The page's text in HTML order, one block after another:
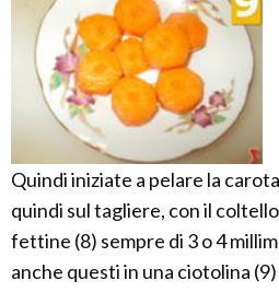
Quindi iniziate a pelare la
quindi sul tagliere, con il
fettine (8) sempre di 3 o 4
anche questi in una ciotolina